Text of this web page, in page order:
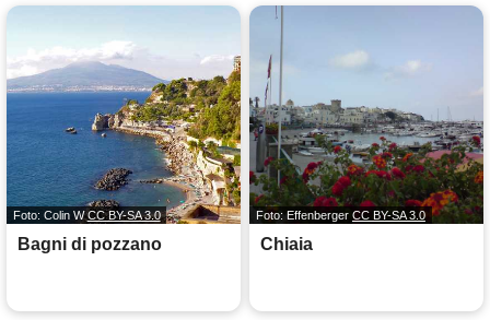
Foto: Colin WCC BY-SA 3.0
Bagni di pozzano
Foto: Effenberger CC BY-SA 3.0
Chiaia